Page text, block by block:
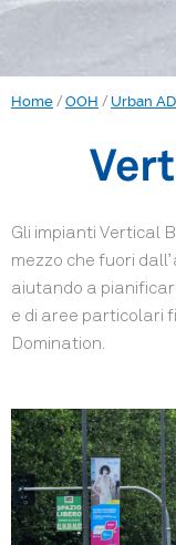
Home / OOH / Urban
Gli impianti Vertical
mezzo che fuori
aiutando a
e di aree particolari
Domination.